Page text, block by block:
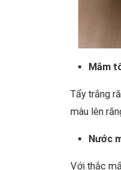
Mắm
Tẩy trắng
màu lên
Nước
Với thắc